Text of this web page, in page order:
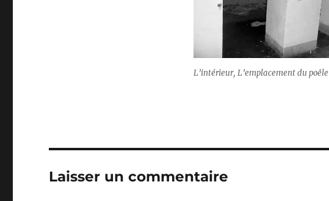
L’intérieur, L’emplacement du poêle
Laisser un commentaire